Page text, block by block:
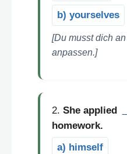
b) yourselves
[Du musst dich
anpassen.]
2. She applied
homework.
a) himself